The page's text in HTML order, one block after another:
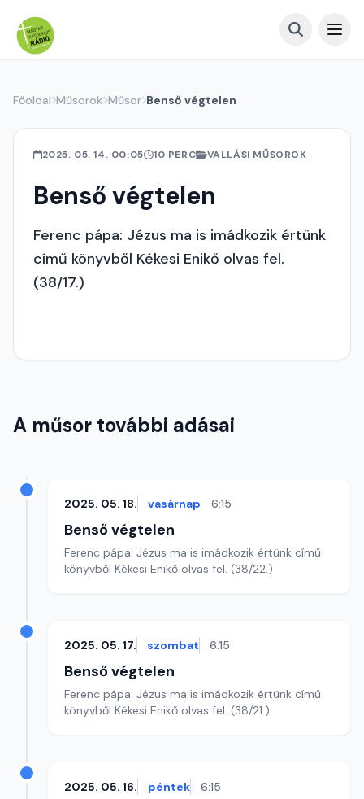
Főoldal Műsorok Műsor Benső végtelen
2025. 05. 14. 00:05 10 PERC VALLÁSI MŰSOROK
Benső végtelen
Ferenc pápa: Jézus ma is imádkozik értünk
című könyvből Kékesi Enikő olvas fel.
(38/17.)
A műsor további adásai
2025. 05. 18. vasárnap 6:15
Benső végtelen
Ferenc pápa: Jézus ma is imádkozik értünk című
könyvből Kékesi Enikő olvas fel. (38/22.)
2025. 05. 17. szombat 6:15
Benső végtelen
Ferenc pápa: Jézus ma is imádkozik értünk című
könyvből Kékesi Enikő olvas fel. (38/21.)
2025. 05. 16. péntek 6:15